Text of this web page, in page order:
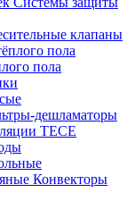
клапаны
пола
дешламаторы
TECE
Конвекторы